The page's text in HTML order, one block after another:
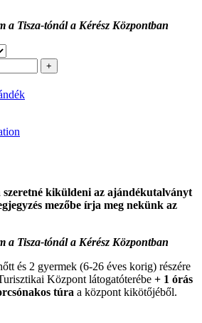
a Tisza-tónál a Kérész Központban
+
szeretné kiküldeni az ajándékutalványt
mezőbe írja meg nekünk az
a Tisza-tónál a Kérész Központban
és 2 gyermek (6-26 éves korig) részére
Központ látogatóterébe + 1 órás
túra a központ kikötőjéből.